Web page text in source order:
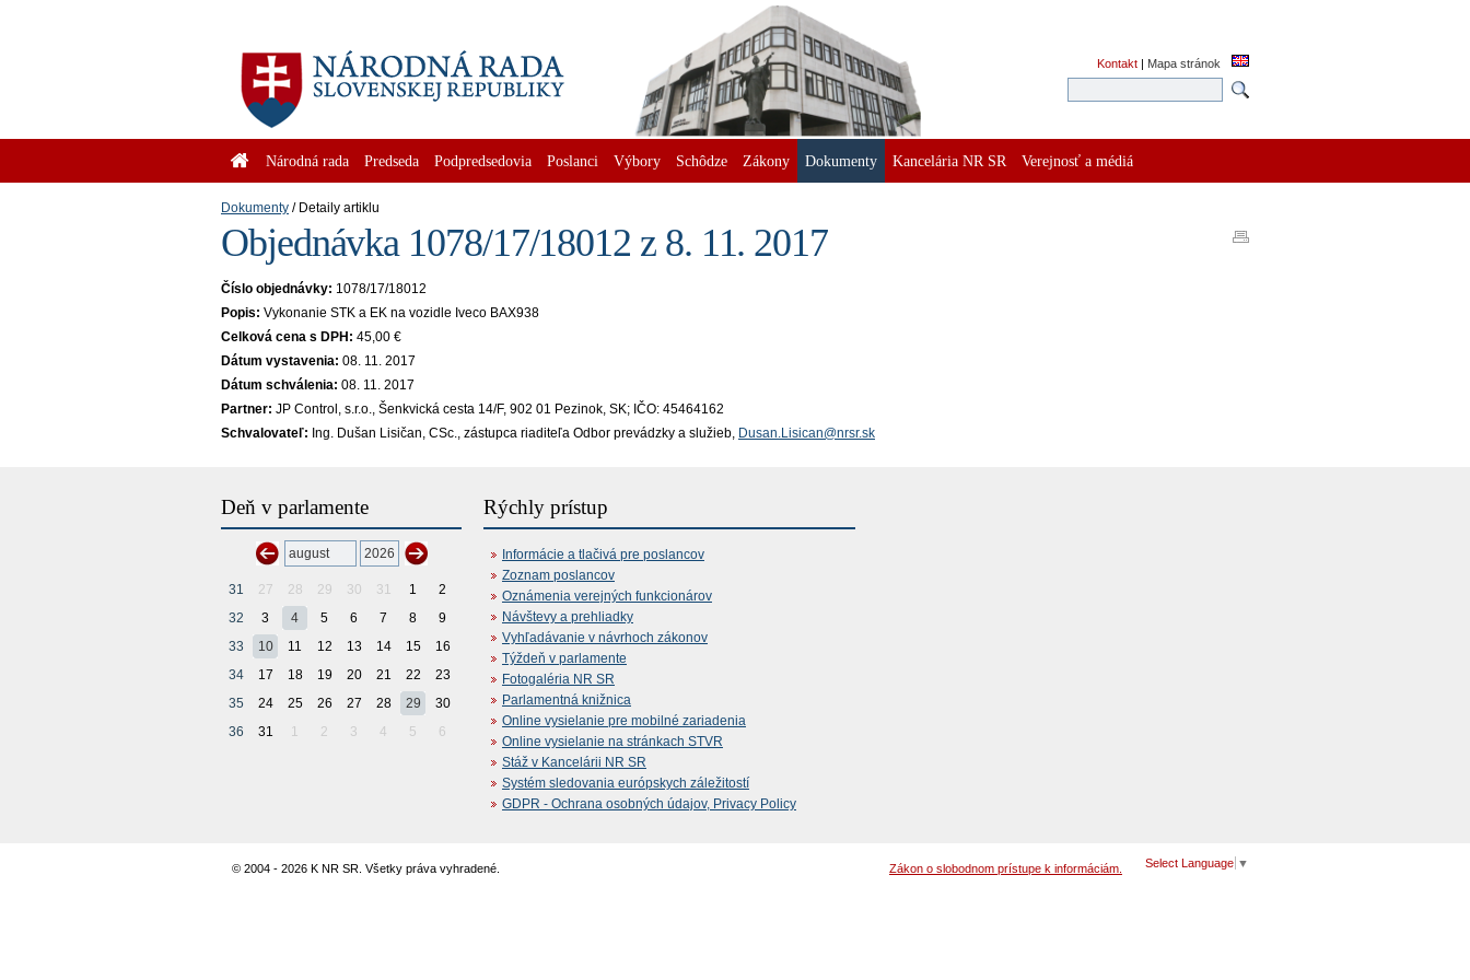
Kontakt | Mapa stránok
Národná rada Predseda Podpredsedovia Poslanci Výbory Schôdze Zákony Dokumenty Kancelária NR SR Verejnosť a médiá
Dokumenty Detaily artiklu
Objednávka 1078/17/18012 z 8. 11. 2017
Číslo objednávky: 1078/17/18012
Popis: Vykonanie STK a EK na vozidle Iveco BAX938
Celková cena s DPH: 45,00 €
Dátum vystavenia: 08. 11. 2017
Dátum schválenia: 08. 11. 2017
Partner: JP Control, s.r.o., Šenkvická cesta 14/F, 902 01 Pezinok, SK; IČO: 45464162
Schvalovateľ: Ing. Dušan Lisičan, CSc., zástupca riaditeľa Odbor prevádzky a služieb, Dusan.Lisican@nrsr.sk
Deň v parlamente
31 27 28 29 30 31 1
2
32
3 4 5 6 7 8
9
33
10 11 12 13 14 15
16
34
17 18 19 20 21 22
23
35
24 25 26 27 28 29
30
36
31 1 2 3 4 5 6
Rýchly prístup
Informácie a tlačivá pre poslancov
Zoznam poslancov
Oznámenia verejných funkcionárov
Návštevy a prehliadky
Vyhľadávanie v návrhoch zákonov
Týždeň v parlamente
Fotogaléria NR SR
Parlamentná knižnica
Online vysielanie pre mobilné zariadenia
Online vysielanie na stránkach STVR
Stáž v Kancelárii NR SR
Systém sledovania európskych záležitostí
GDPR - Ochrana osobných údajov, Privacy Policy
© 2004 - 2026 K NR SR. Všetky práva vyhradené. Select Language ▼
Zákon o slobodnom prístupe k informáciám.